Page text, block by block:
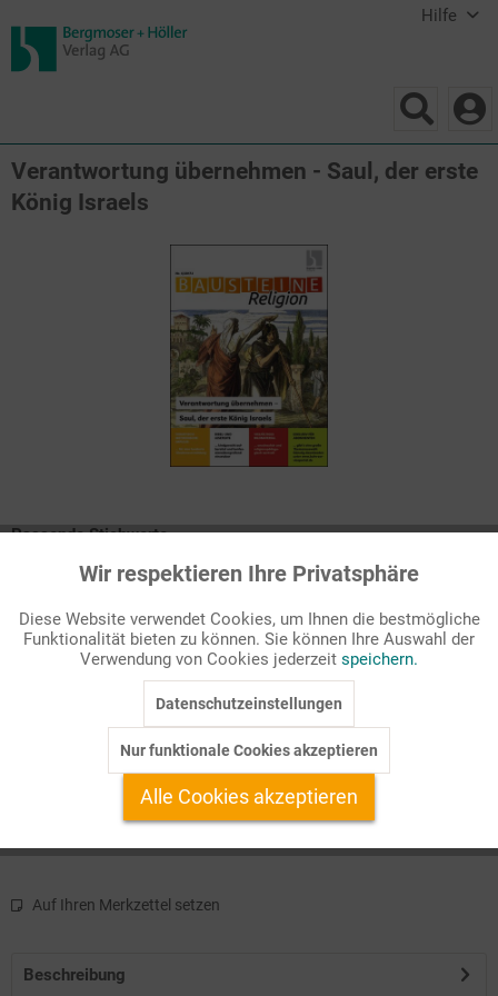
Hilfe
Verantwortung übernehmen - Saul, der erste
König Israels
Passende Stichworte
Religionspädagogische Impulse
Arbeitsblätter zum ersten König Israels
Verantwortung übernehmen
König Saul ist keine sehr verbreitete Thematik im
Religionsunterricht der Grundschule. Saul wird oft nur im
Zusammenhang mit dem Hirtenjungen David erwähnt, seine
Geschichte bietet ebenfalls einige se ...
Auf Ihren Merkzettel setzen
Beschreibung
Funktionale Aktiv
Marketing Inaktiv
Inaktiv
Wir respektieren Ihre Privatsphäre
Diese Website verwendet Cookies, um Ihnen die bestmögliche
Funktionalität bieten zu können. Sie können Ihre Auswahl der
Verwendung von Cookies jederzeit speichern.
Datenschutzeinstellungen
Nur funktionale Cookies akzeptieren
Alle Cookies akzeptieren